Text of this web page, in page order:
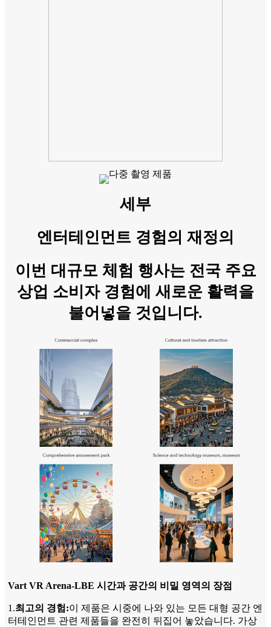
세부
엔터테인먼트 경험의 재정의
이번 대규모 체험 행사는 전국 주요
상업 소비자 경험에 새로운 활력을
불어넣을 것입니다.
Vart VR Arena-LBE 시간과 공간의 비밀 영역의 장점
1.최고의 경험:이 제품은 시중에 나와 있는 모든 대형 공간 엔
터테인먼트 관련 제품들을 완전히 뒤집어 놓았습니다. 가상